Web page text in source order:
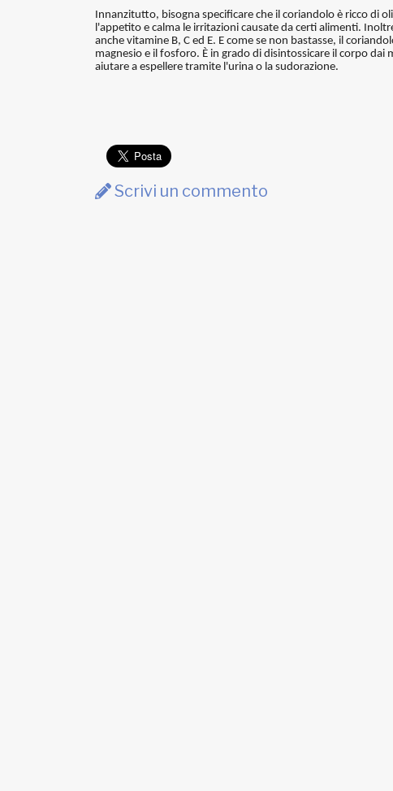
Innanzitutto, bisogna specificare che il coriandolo è ricco di
l'appetito e calma le irritazioni causate da certi alimenti.
anche vitamine B, C ed E. E come se non bastasse, il
magnesio e il fosforo. È in grado di disintossicare il corpo
aiutare a espellere tramite l'urina o la sudorazione.
Scrivi un commento